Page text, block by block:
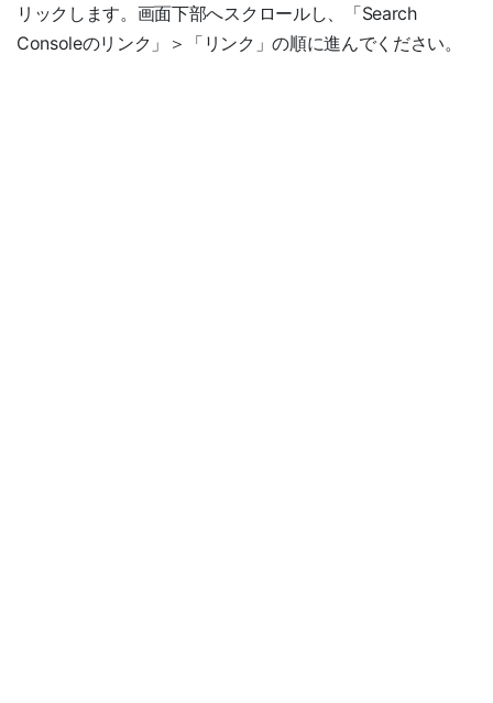
リックします。画面下部へスクロールし、「Search
Consoleのリンク」＞「リンク」の順に進んでください。